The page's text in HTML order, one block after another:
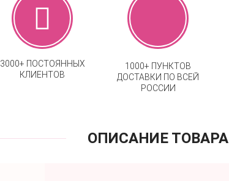
3000+ ПОСТОЯННЫХ
КЛИЕНТОВ
1000+ ПУНКТОВ
ДОСТАВКИ ПО ВСЕЙ
РОССИИ
ОПИСАНИЕ ТОВАРА